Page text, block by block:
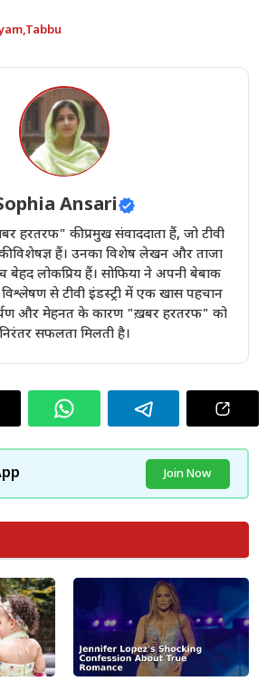
,Tabbu
Ansari
हरतरफ" की प्रमुख संवाददाता हैं, जो टीवी
की विशेषज्ञ हैं। उनका विशेष लेखन और ताजा
बेहद लोकप्रिय हैं। सोफिया ने अपनी बेबाक
विश्लेषण से टीवी इंडस्ट्री में एक खास पहचान
और मेहनत के कारण "ख़बर हरतरफ" को
निरंतर सफलता मिलती है।
Join Now